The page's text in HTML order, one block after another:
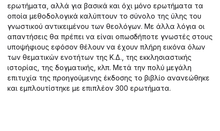
ερωτήματα, αλλά για βασικά και όχι μόνο ερωτήματα τα
οποία μεθοδολογικά καλύπτουν το σύνολο της ύλης του
γνωστικού αντικειμένου των θεολόγων. Με άλλα λόγια οι
απαντήσεις θα πρέπει να είναι οπωσδήποτε γνωστές στους
υποψήφιους εφόσον θέλουν να έχουν πλήρη εικόνα όλων
των θεματικών ενοτήτων της Κ.Δ., της εκκλησιαστικής
ιστορίας, της δογματικής, κλπ. Μετά την πολύ μεγάλη
επιτυχία της προηγούμενης έκδοσης το βιβλίο ανανεώθηκε
και εμπλουτίστηκε με επιπλέον 300 ερωτήματα.